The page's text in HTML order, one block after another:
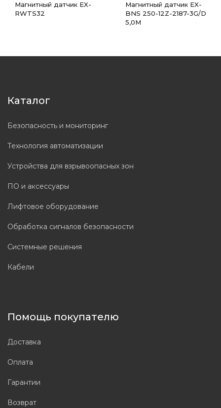
Магнитный датчик EX-
RWTS32
Магнитный датчик EX-
BNS 250-12Z-2187-3G/D
5,0M
Каталог
Безопасность и мониторинг
Технология автоматизации
Устройства для взрывоопасных зон
ПО и аксессуары
Лифтовое оборудование
Обработка сигналов безопасности
Системные решения
Кабели
Помощь покупателю
Доставка
Оплата
Гарантии
Возврат